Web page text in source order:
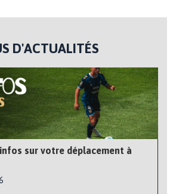
D'ACTUALITÉS
infos sur votre déplacement à